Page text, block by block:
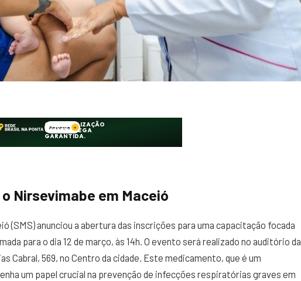
Nirsevimabe em Maceió
(SMS) anunciou a abertura das inscrições para uma capacitação focada
para o dia 12 de março, às 14h. O evento será realizado no auditório da
Cabral, 569, no Centro da cidade. Este medicamento, que é um
um papel crucial na prevenção de infecções respiratórias graves em